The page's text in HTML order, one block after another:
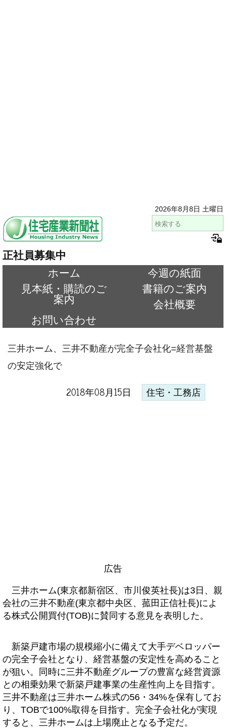
2026年8月8日 土曜日
正社員募集中
ホーム
今週の紙面
見本紙・購読のご
案内
書籍のご案内
会社概要
お問い合わせ
三井ホーム、三井不動産が完全子会社化=経営基盤
の安定強化で
2018年08月15日 住宅・工務店
広告
三井ホーム(東京都新宿区、市川俊英社長)は3日、親
会社の三井不動産(東京都中央区、菰田正信社長)によ
る株式公開買付(TOB)に賛同する意見を表明した。
新築戸建市場の規模縮小に備えて大手デベロッパー
の完全子会社となり、経営基盤の安定性を高めること
が狙い。同時に三井不動産グループの豊富な経営資源
との相乗効果で新築戸建事業の生産性向上を目指す。
三井不動産は三井ホーム株式の56・34%を保有してお
り、TOBで100%取得を目指す。完全子会社化が実現
すると、三井ホームは上場廃止となる予定だ。